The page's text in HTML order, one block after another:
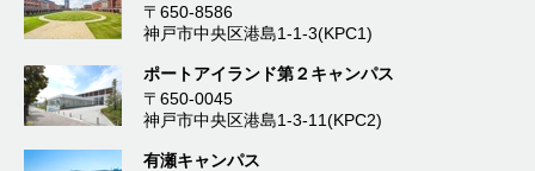
〒650-8586
神戸市中央区港島1-1-3(KPC1)
ポートアイランド第２キャンパス
〒650-0045
神戸市中央区港島1-3-11(KPC2)
有瀬キャンパス